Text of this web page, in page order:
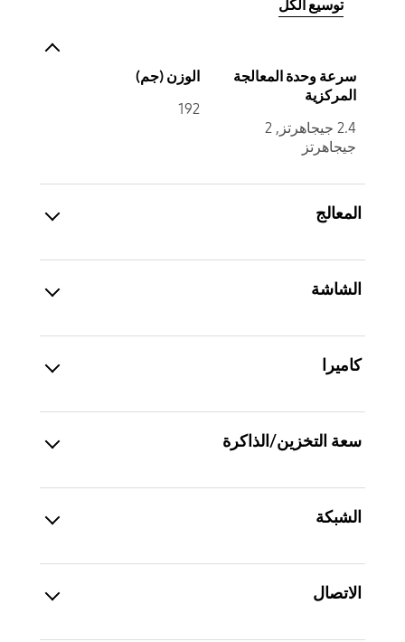
توسيع الكل
سرعة وحدة المعالجة
المركزية
2.4 جيجاهرتز, 2
جيجاهرتز
الوزن (جم)
192
المعالج
الشاشة
كاميرا
سعة التخزين/الذاكرة
الشبكة
الاتصال